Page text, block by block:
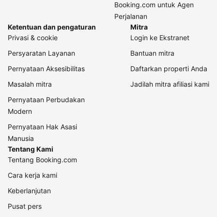
Booking.com untuk Agen
Perjalanan
Ketentuan dan pengaturan
Privasi & cookie
Persyaratan Layanan
Pernyataan Aksesibilitas
Masalah mitra
Pernyataan Perbudakan
Modern
Pernyataan Hak Asasi
Manusia
Mitra
Login ke Ekstranet
Bantuan mitra
Daftarkan properti Anda
Jadilah mitra afiliasi kami
Tentang Kami
Tentang Booking.com
Cara kerja kami
Keberlanjutan
Pusat pers